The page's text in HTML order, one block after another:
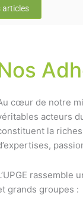
articles
cœur de notre
acteurs
la
rassemble
grands groupes :